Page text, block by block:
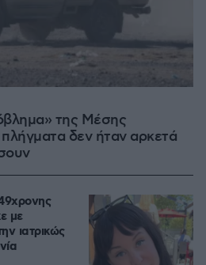
της Μέσης
πλήγματα δεν ήταν αρκετά
με
ιατρικώς